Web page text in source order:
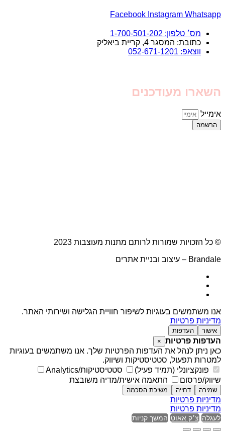
Facebook Instagram Whatsapp
מס׳ טלפון: 1-700-501-202
כתובת: המסגר 4, קריית ביאליק
ווצאפ: 052-671-1201
השארו מעודכנים
אימייל
הרשמה
© כל הזכויות שמורות לרותם מתנות מעוצבות 2023
Brandale – עיצוב ובניית אתרים
אנו משתמשים בעוגיות לשיפור חוויית הגלישה ושירותי האתר.
מדיניות פרטיות
אישור העדפות
העדפות פרטיות ×
כאן ניתן לנהל את העדפות הפרטיות שלך. אנו משתמשים בעוגיות
למטרות תפעול, סטטיסטיקות ושיווק.
פונקציונלי (תמיד פעיל)
סטטיסטיקות/Analytics
שיווק/פרסום
התאמה אישית/מדיה משובצת
שמירה דחייה משיכת הסכמה
מדיניות פרטיות
מדיניות פרטיות
לעגלה צ׳ק אאוט המשך קניות